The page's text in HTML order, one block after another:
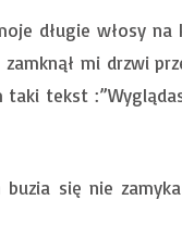
długie włosy
mi drzwi
tekst
się nie